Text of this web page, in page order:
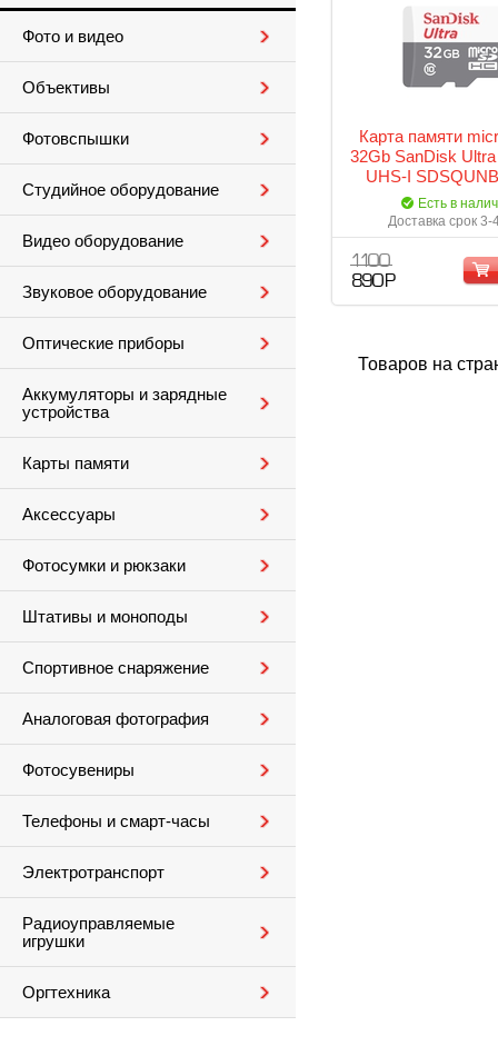
Фото и видео
Объективы
Фотовспышки
Студийное оборудование
Видео оборудование
Звуковое оборудование
Оптические приборы
Аккумуляторы и зарядные
устройства
Карты памяти
Аксессуары
Фотосумки и рюкзаки
Штативы и моноподы
Спортивное снаряжение
Аналоговая фотография
Фотосувениры
Телефоны и смарт-часы
Электротранспорт
Радиоуправляемые
игрушки
Оргтехника
Карта памяти
32Gb SanDisk
UHS-I
GN3MN
Есть в
Доставка срок 3-
1 100
890 Р
Товаров на